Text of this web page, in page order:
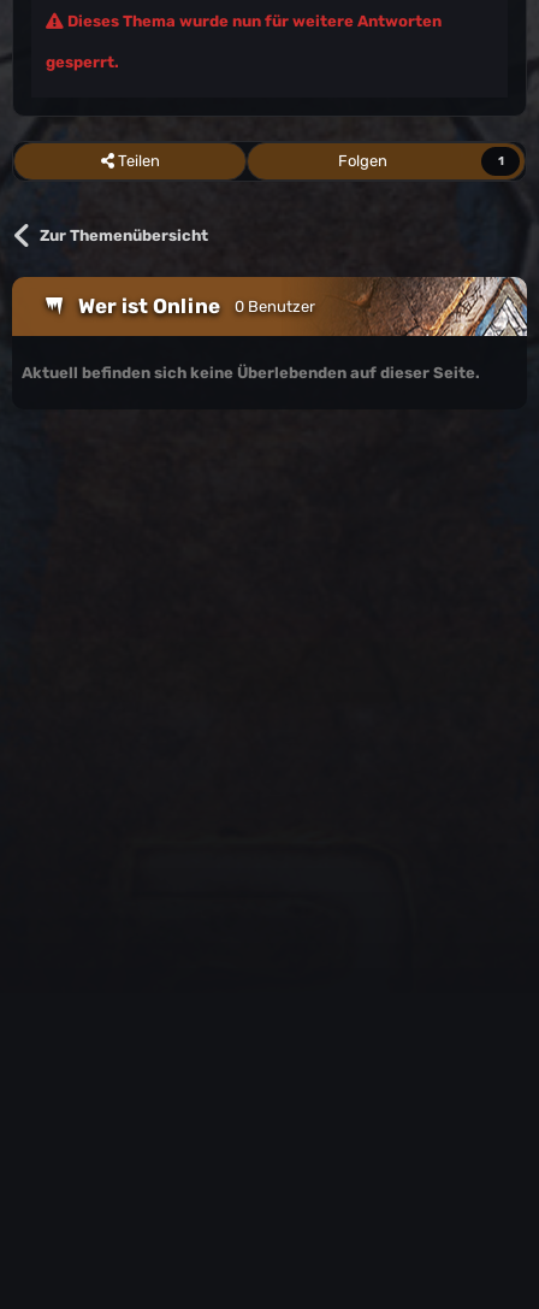
Dieses Thema wurde nun für weitere Antworten
gesperrt.
Teilen Folgen 1
Zur Themenübersicht
Wer ist Online 0 Benutzer
Aktuell befinden sich keine Überlebenden auf dieser Seite.